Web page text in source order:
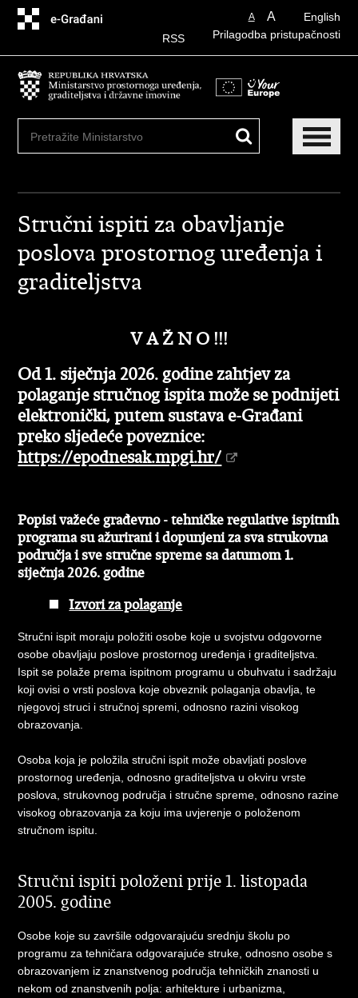
sadržaj
English
A A
Prilagodba pristupačnosti
RSS
Stručni ispiti za obavljanje
poslova prostornog uređenja i
graditeljstva
V A Ž N O !!!
Od 1. siječnja 2026. godine zahtjev za
polaganje stručnog ispita može se podnijeti
elektronički, putem sustava e-Građani
preko sljedeće poveznice:
https://epodnesak.mpgi.hr/
Popisi važeće građevno - tehničke regulative ispitnih
programa su ažurirani i dopunjeni za sva strukovna
područja i sve stručne spreme sa datumom 1.
siječnja 2026. godine
Izvori za polaganje
Stručni ispit moraju položiti osobe koje u svojstvu odgovorne
osobe obavljaju poslove prostornog uređenja i graditeljstva.
Ispit se polaže prema ispitnom programu u obuhvatu i sadržaju
koji ovisi o vrsti poslova koje obveznik polaganja obavlja, te
njegovoj struci i stručnoj spremi, odnosno razini visokog
obrazovanja.
Osoba koja je položila stručni ispit može obavljati poslove
prostornog uređenja, odnosno graditeljstva u okviru vrste
poslova, strukovnog područja i stručne spreme, odnosno razine
visokog obrazovanja za koju ima uvjerenje o položenom
stručnom ispitu.
Stručni ispiti položeni prije 1. listopada
2005. godine
Osobe koje su završile odgovarajuću srednju školu po
programu za tehničara odgovarajuće struke, odnosno osobe s
obrazovanjem iz znanstvenog područja tehničkih znanosti u
nekom od znanstvenih polja: arhitekture i urbanizma,